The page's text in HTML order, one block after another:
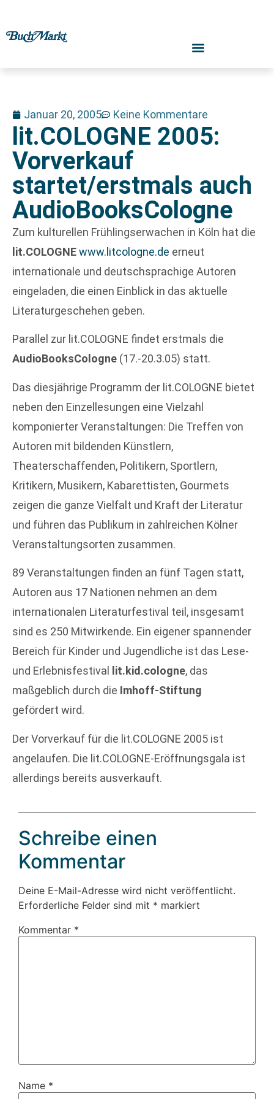
Januar 20, 2005 Keine Kommentare
lit.COLOGNE 2005:
Vorverkauf
startet/erstmals auch
AudioBooksCologne
Zum kulturellen Frühlingserwachen in Köln hat die
lit.COLOGNEwww.litcologne.de erneut
internationale und deutschsprachige Autoren
eingeladen, die einen Einblick in das aktuelle
Literaturgeschehen geben.
Parallel zur lit.COLOGNE findet erstmals die
AudioBooksCologne (17.-20.3.05) statt.
Das diesjährige Programm der lit.COLOGNE bietet
neben den Einzellesungen eine Vielzahl
komponierter Veranstaltungen: Die Treffen von
Autoren mit bildenden Künstlern,
Theaterschaffenden, Politikern, Sportlern,
Kritikern, Musikern, Kabarettisten, Gourmets
zeigen die ganze Vielfalt und Kraft der Literatur
und führen das Publikum in zahlreichen Kölner
Veranstaltungsorten zusammen.
89 Veranstaltungen finden an fünf Tagen statt,
Autoren aus 17 Nationen nehmen an dem
internationalen Literaturfestival teil, insgesamt
sind es 250 Mitwirkende. Ein eigener spannender
Bereich für Kinder und Jugendliche ist das Lese-
und Erlebnisfestival
lit.kid.cologne, das
maßgeblich durch die Imhoff-Stiftung
gefördert wird.
Der Vorverkauf für die lit.COLOGNE 2005 ist
angelaufen. Die lit.COLOGNE-Eröffnungsgala ist
allerdings bereits ausverkauft.
Schreibe einen
Kommentar
Deine E-Mail-Adresse wird nicht veröffentlicht.
Erforderliche Felder sind mit * markiert
Kommentar *
Name *